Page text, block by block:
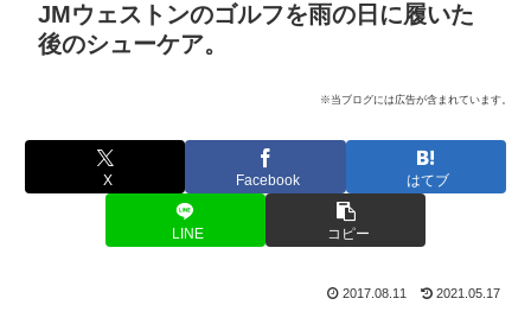
JMウェストンのゴルフを雨の日に履いた
後のシューケア。
※当ブログには広告が含まれています。
X Facebook はてブ
LINE コピー
2017.08.11 2021.05.17